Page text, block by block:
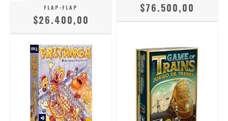
FLAP-FLAP
$26.400,00
$76.500,00